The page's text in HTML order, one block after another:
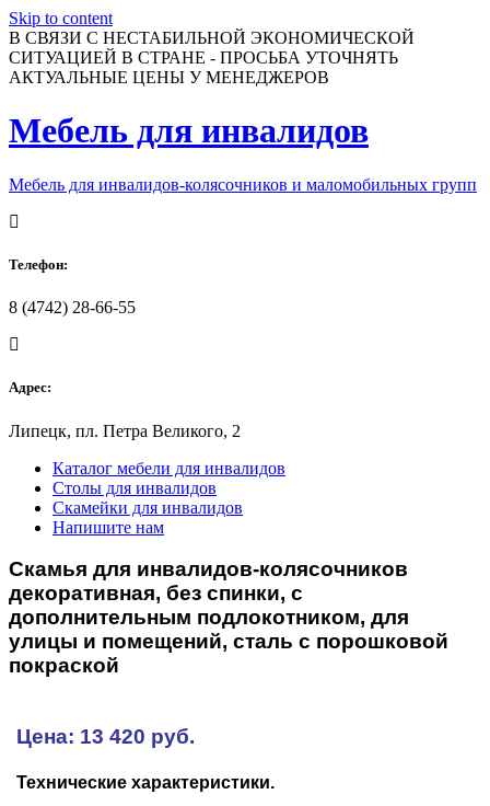
Skip to content
В СВЯЗИ С НЕСТАБИЛЬНОЙ ЭКОНОМИЧЕСКОЙ
СИТУАЦИЕЙ В СТРАНЕ - ПРОСЬБА УТОЧНЯТЬ
АКТУАЛЬНЫЕ ЦЕНЫ У МЕНЕДЖЕРОВ
Мебель для инвалидов
Мебель для инвалидов-колясочников и маломобильных групп
Телефон:
8 (4742) 28-66-55
Адрес:
Липецк, пл. Петра Великого, 2
Каталог мебели для инвалидов
Столы для инвалидов
Скамейки для инвалидов
Напишите нам
Скамья для инвалидов-колясочников
декоративная, без спинки, с
дополнительным подлокотником, для
улицы и помещений, сталь с порошковой
покраской
Цена: 13 420 руб.
Технические характеристики.